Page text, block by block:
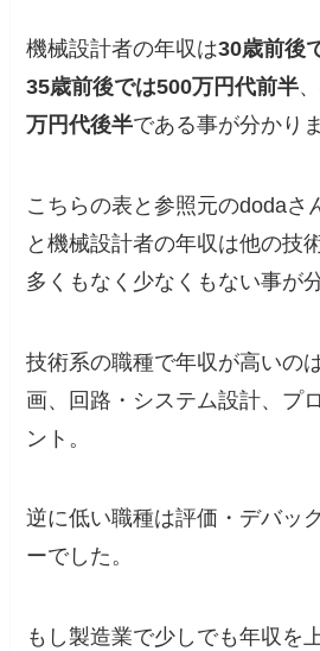
機械設計者の年収は30歳前後
35歳前後では500万円代前半、
万円代後半である事が分かり
こちらの表と参照元のdodaさ
と機械設計者の年収は他の技
多くもなく少なくもない事が
技術系の職種で年収が高いの
画、回路・システム設計、プ
ント。
逆に低い職種は評価・デバッ
ーでした。
もし 製造業で少しでも年収を